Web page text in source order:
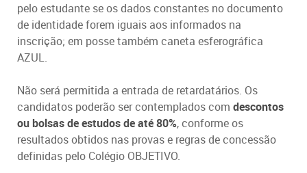
pelo estudante se os dados constantes no documento
de identidade forem iguais aos informados na
inscrição; em posse também caneta esferográfica
AZUL.
Não será permitida a entrada de retardatários. Os
candidatos poderão ser contemplados com descontos
ou bolsas de estudos de até 80%, conforme os
resultados obtidos nas provas e regras de concessão
definidas pelo Colégio OBJETIVO.